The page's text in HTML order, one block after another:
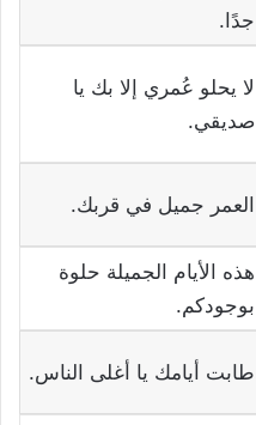
جدًا.
لا يحلو عُمري إلا بك يا
صديقي.
العمر جميل في قربك.
هذه الأيام الجميلة حلوة
بوجودكم.
طابت أيامك يا أغلى الناس.